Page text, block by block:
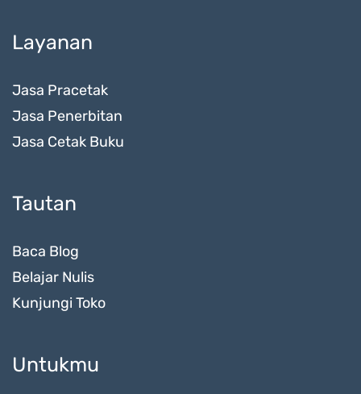
Layanan
Jasa Pracetak
Jasa Penerbitan
Jasa Cetak Buku
Tautan
Baca Blog
Belajar Nulis
Kunjungi Toko
Untukmu